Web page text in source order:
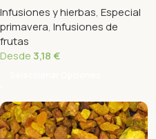
Infusiones y hierbas, Especial
primavera, Infusiones de
frutas
Desde3,18€